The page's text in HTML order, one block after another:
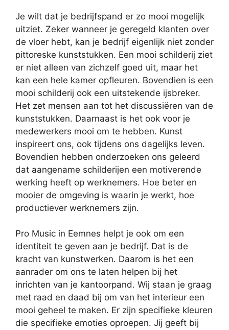
Je wilt dat je bedrijfspand er zo mooi mogelijk
uitziet. Zeker wanneer je geregeld klanten over
de vloer hebt, kan je bedrijf eigenlijk niet zonder
pittoreske kunststukken. Een mooi schilderij ziet
er niet alleen van zichzelf goed uit, maar het
kan een hele kamer opfleuren. Bovendien is een
mooi schilderij ook een uitstekende ijsbreker.
Het zet mensen aan tot het discussiëren van de
kunststukken. Daarnaast is het ook voor je
medewerkers mooi om te hebben. Kunst
inspireert ons, ook tijdens ons dagelijks leven.
Bovendien hebben onderzoeken ons geleerd
dat aangename schilderijen een motiverende
werking heeft op werknemers. Hoe beter en
mooier de omgeving is waarin je werkt, hoe
productiever werknemers zijn.
Pro Music in Eemnes helpt je ook om een
identiteit te geven aan je bedrijf. Dat is de
kracht van kunstwerken. Daarom is het een
aanrader om ons te laten helpen bij het
inrichten van je kantoorpand. Wij staan je graag
met raad en daad bij om van het interieur een
mooi geheel te maken. Er zijn specifieke kleuren
die specifieke emoties oproepen. Jij geeft bij